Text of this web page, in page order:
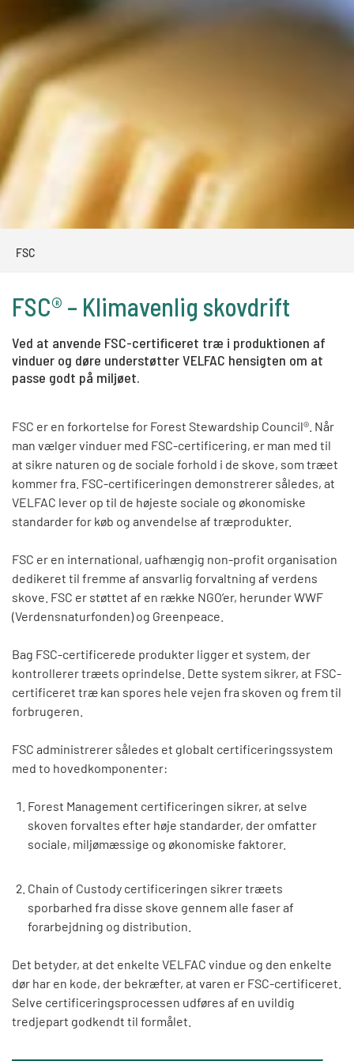
FSC
FSC® – Klimavenlig skovdrift
Ved at anvende FSC-certificeret træ i produktionen af
vinduer og døre understøtter VELFAC hensigten om at
passe godt på miljøet.
FSC er en forkortelse for Forest Stewardship Council®. Når
man vælger vinduer med FSC-certificering, er man med til
at sikre naturen og de sociale forhold i de skove, som træet
kommer fra. FSC-certificeringen demonstrerer således, at
VELFAC lever op til de højeste sociale og økonomiske
standarder for køb og anvendelse af træprodukter.
FSC er en international, uafhængig non-profit organisation
dedikeret til fremme af ansvarlig forvaltning af verdens
skove. FSC er støttet af en række NGO’er, herunder WWF
(Verdensnaturfonden) og Greenpeace.
Bag FSC-certificerede produkter ligger et system, der
kontrollerer træets oprindelse. Dette system sikrer, at FSC-
certificeret træ kan spores hele vejen fra skoven og frem til
forbrugeren.
FSC administrerer således et globalt certificeringssystem
med to hovedkomponenter:
Forest Management certificeringen sikrer, at selve
skoven forvaltes efter høje standarder, der omfatter
sociale, miljømæssige og økonomiske faktorer.
Chain of Custody certificeringen sikrer træets
sporbarhed fra disse skove gennem alle faser af
forarbejdning og distribution.
Det betyder, at det enkelte VELFAC vindue og den enkelte
dør har en kode, der bekræfter, at varen er FSC-certificeret.
Selve certificeringsprocessen udføres af en uvildig
tredjepart godkendt til formålet.